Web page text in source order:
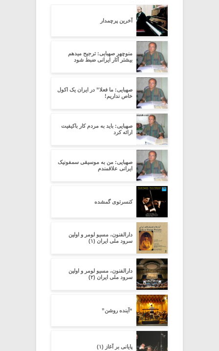
آخرین پرچمدار
منوچهر صهبایی: ترجیح میدهم
بیشتر آثار ایرانی ضبط شود
صهبایی: ما فعلا” در ایران یک اکول
خاص نداریم!
صهبایی: باید به مردم کار باکیفیت
ارائه کرد
صهبایی: من به موسیقی سمفونیک
ایرانی علاقمندم
کنسرتوی گمشده
دارالفنون، مسیو لومر و اولین
سرود ملی ایران (۱)
دارالفنون، مسیو لومر و اولین
سرود ملی ایران (۲)
“آینده روشن”
پایانی بر آغاز (۱)